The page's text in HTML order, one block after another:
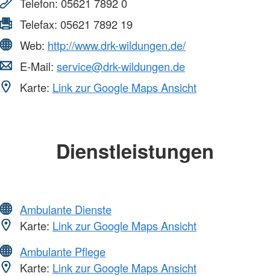
Telefax: 05621 7892 19
Web: http://www.drk-wildungen.de/
E-Mail: service@drk-wildungen.de
Karte: Link zur Google Maps Ansicht
Dienstleistungen
Ambulante Dienste
Karte: Link zur Google Maps Ansicht
Ambulante Pflege
Karte: Link zur Google Maps Ansicht